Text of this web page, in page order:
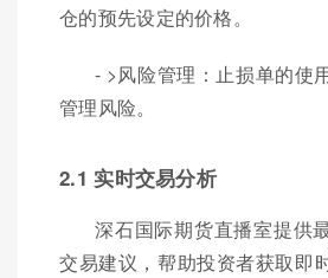
仓的预先设定的价格。
- >风险管理：止损单的使
管理风险。
2.1 实时交易分析
深石国际期货直播室提供
交易建议，帮助投资者获取即